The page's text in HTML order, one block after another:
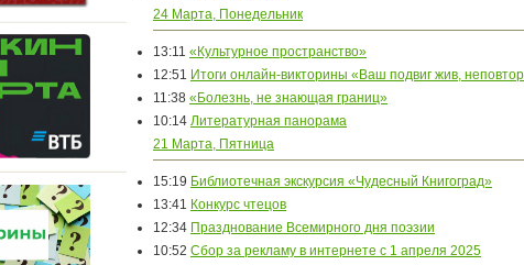
24 Марта, Понедельник
13:11 «Культурное пространство»
12:51 Итоги онлайн-викторины «Ваш подвиг жив,
11:38 «Болезнь, не знающая границ»
10:14 Литературная панорама
21 Марта, Пятница
15:19 Библиотечная экскурсия «Чудесный Книгоград»
13:41 Конкурс чтецов
12:34 Празднование Всемирного дня поэзии
10:52 Сбор за рекламу в интернете с 1 апреля 2025